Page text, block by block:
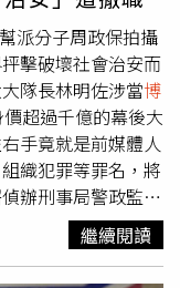
派成員製作具有恐
的人脈被博弈集團
派分子周政保拍攝
擊破壞社會治安而
隊長林明佐涉當博
超過千億的幕後大
手竟就是前媒體人
織犯罪等罪名，將
辦刑事局警政監林
其竟淪為博弈集團
佐進行，隨後於5
繼續閱讀